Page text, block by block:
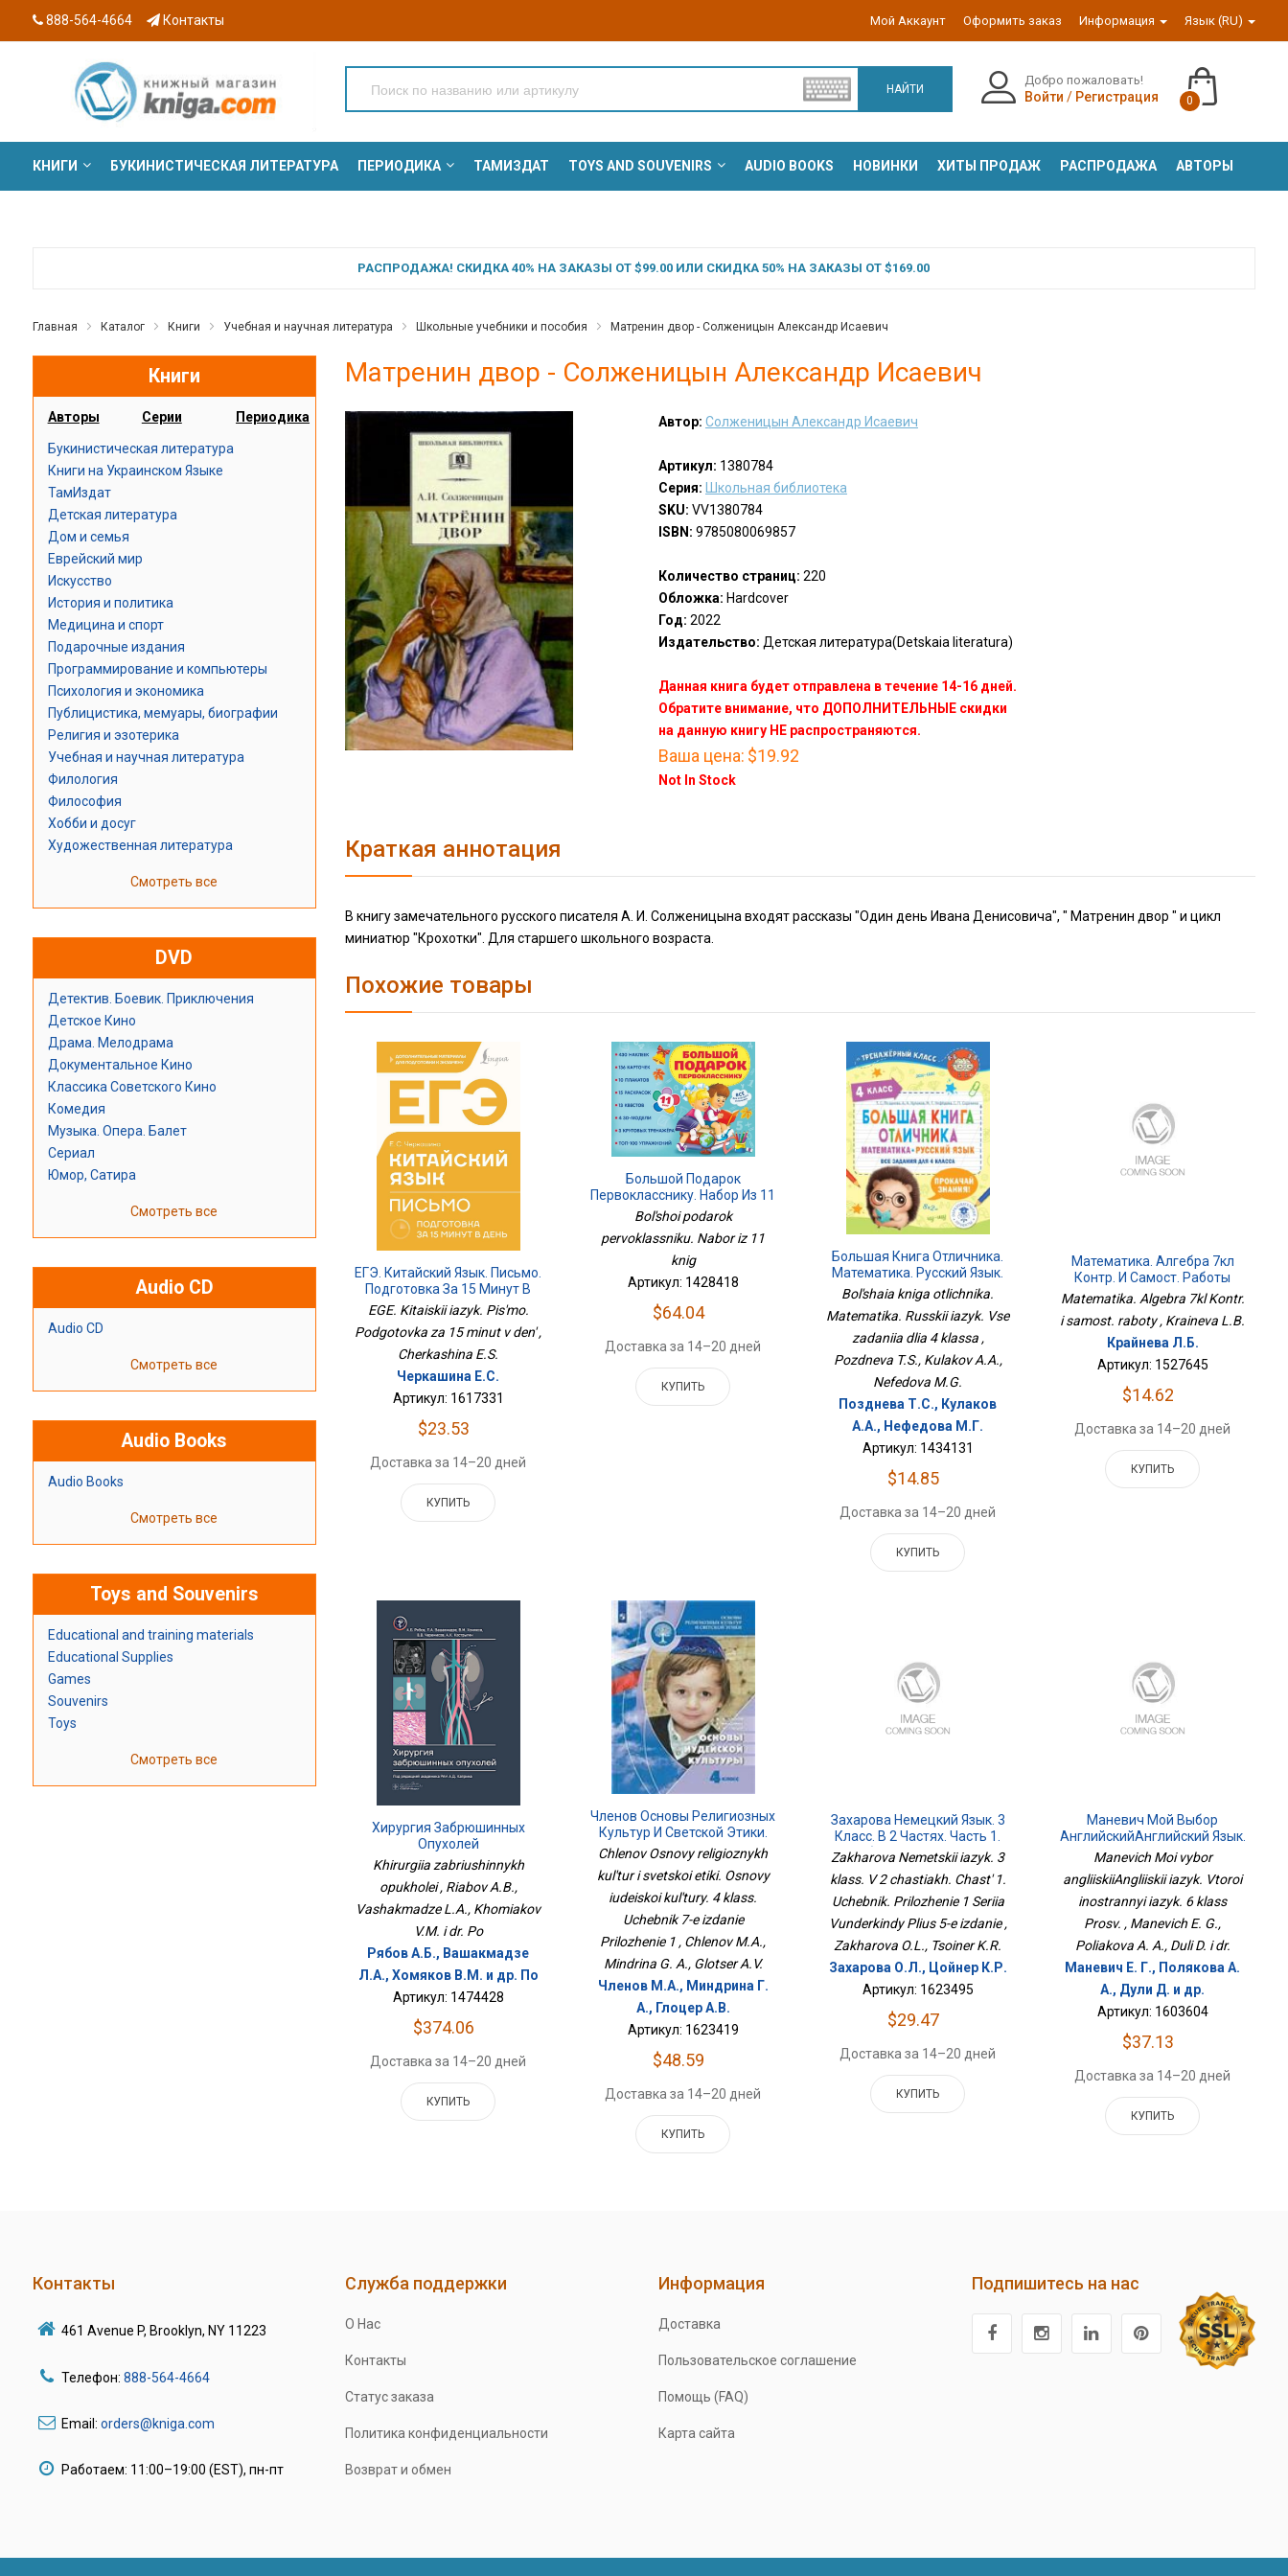
888-564-4664 Контакты Мой Аккаунт Оформить заказ Информация Язык (RU)
НАЙТИ
Добро пожаловать!
Войти / Регистрация 0
КНИГИ БУКИНИСТИЧЕСКАЯ ЛИТЕРАТУРА ПЕРИОДИКА ТАМИЗДАТ TOYS AND SOUVENIRS AUDIO BOOKS НОВИНКИ ХИТЫ ПРОДАЖ РАСПРОДАЖА АВТОРЫ
РАСПРОДАЖА! СКИДКА 40% НА ЗАКАЗЫ ОТ $99.00 ИЛИ СКИДКА 50% НА ЗАКАЗЫ ОТ $169.00
Главная Каталог Книги Учебная и научная литература Школьные учебники и пособия Матренин двор - Солженицын Александр Исаевич
Книги
Авторы Серии Периодика
Букинистическая литература
Книги на Украинском Языке
ТамИздат
Детская литература
Дом и семья
Еврейский мир
Искусство
История и политика
Медицина и спорт
Подарочные издания
Программирование и компьютеры
Психология и экономика
Публицистика, мемуары, биографии
Религия и эзотерика
Учебная и научная литература
Филология
Философия
Хобби и досуг
Художественная литература
Смотреть все
DVD
Детектив. Боевик. Приключения
Детское Кино
Драма. Мелодрама
Документальное Кино
Классика Советского Кино
Комедия
Музыка. Опера. Балет
Сериал
Юмор, Сатира
Смотреть все
Audio CD
Audio CD
Смотреть все
Audio Books
Audio Books
Смотреть все
Toys and Souvenirs
Educational and training materials
Educational Supplies
Games
Souvenirs
Toys
Смотреть все
Матренин двор - Солженицын Александр Исаевич
Автор: Солженицын Александр Исаевич
Артикул: 1380784
Серия:
Школьная библиотека
SKU: VV1380784
ISBN: 9785080069857
Количество страниц: 220
Обложка: Hardcover
Год: 2022
Издательство: Детская литература(Detskaia literatura)
Данная книга будет отправлена в течение 14-16 дней.
Обратите внимание, что ДОПОЛНИТЕЛЬНЫЕ скидки
на данную книгу НЕ распространяются.
Ваша цена: $19.92
Not In Stock
Краткая аннотация
В книгу замечательного русского писателя А. И. Солженицына входят рассказы "Один день Ивана Денисовича", " Матренин двор " и цикл
миниатюр "Крохотки". Для старшего школьного возраста.
Похожие товары
ЕГЭ. Китайский Язык. Письмо.
Подготовка За 15 Минут В
День
EGE. Kitaiskii iazyk. Pis'mo.
Podgotovka za 15 minut v den' ,
Cherkashina E.S.
Черкашина Е.С.
Артикул: 1617331
$23.53
Доставка за 14–20 дней
КУПИТЬ
Большой Подарок
Первокласснику. Набор Из 11
Книг
Bol'shoi podarok
pervoklassniku. Nabor iz 11
knig
Артикул: 1428418
$64.04
Доставка за 14–20 дней
КУПИТЬ
Большая Книга Отличника.
Математика. Русский Язык.
Все Задания Для 4 Класса
Bol'shaia kniga otlichnika.
Matematika. Russkii iazyk. Vse
zadaniia dlia 4 klassa ,
Pozdneva T.S., Kulakov A.A.,
Nefedova M.G.
Позднева Т.С., Кулаков
А.А., Нефедова М.Г.
Артикул: 1434131
$14.85
Доставка за 14–20 дней
КУПИТЬ
Математика. Алгебра 7кл
Контр. И Самост. Работы
Matematika. Algebra 7kl Kontr.
i samost. raboty , Kraineva L.B.
Крайнева Л.Б.
Артикул: 1527645
$14.62
Доставка за 14–20 дней
КУПИТЬ
Хирургия Забрюшинных
Опухолей
Khirurgiia zabriushinnykh
opukholei , Riabov A.B.,
Vashakmadze L.A., Khomiakov
V.M. i dr. Po
Рябов А.Б., Вашакмадзе
Л.А., Хомяков В.М. и др. По
Артикул: 1474428
$374.06
Доставка за 14–20 дней
КУПИТЬ
Членов Основы Религиозных
Культур И Светской Этики.
Основы Иудейской Культуры.
4 Класс. Учебник 7-Е
Издание Приложение 1
Chlenov Osnovy religioznykh
kul'tur i svetskoi etiki. Osnovy
iudeiskoi kul'tury. 4 klass.
Uchebnik 7-e izdanie
Prilozhenie 1 , Chlenov M.A.,
Mindrina G. A., Glotser A.V.
Членов М.А., Миндрина Г.
А., Глоцер А.В.
Артикул: 1623419
$48.59
Доставка за 14–20 дней
КУПИТЬ
Захарова Немецкий Язык. 3
Класс. В 2 Частях. Часть 1.
Учебник. Приложение 1
Серия Вундеркинды Плюс 5-
Е Издание
Zakharova Nemetskii iazyk. 3
klass. V 2 chastiakh. Chast' 1.
Uchebnik. Prilozhenie 1 Seriia
Vunderkindy Plius 5-e izdanie ,
Zakharova O.L., Tsoiner K.R.
Захарова О.Л., Цойнер К.Р.
Артикул: 1623495
$29.47
Доставка за 14–20 дней
КУПИТЬ
Маневич Мой Выбор
АнглийскийАнглийский Язык.
Второй Иностранный Язык. 6
Класс Просв.
Manevich Moi vybor
angliiskiiAngliiskii iazyk. Vtoroi
inostrannyi iazyk. 6 klass
Prosv. , Manevich E. G.,
Poliakova A. A., Duli D. i dr.
Маневич Е. Г., Полякова А.
А., Дули Д. и др.
Артикул: 1603604
$37.13
Доставка за 14–20 дней
КУПИТЬ
Контакты
461 Avenue P, Brooklyn, NY 11223
Телефон: 888-564-4664
Email: orders@kniga.com
Работаем: 11:00–19:00 (EST), пн-пт
Служба поддержки
О Нас
Контакты
Статус заказа
Политика конфиденциальности
Возврат и обмен
Информация
Доставка
Пользовательское соглашение
Помощь (FAQ)
Карта сайта
Подпишитесь на нас